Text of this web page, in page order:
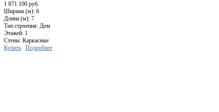
1 871 100 руб.
Ширина (м): 6
Длина (м): 7
Тип строения: Дом
Этажей: 1
Стены: Каркасные
Купить
Подробнее